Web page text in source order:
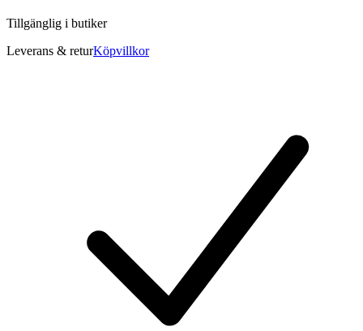
Tillgänglig i butiker
Leverans & returKöpvillkor